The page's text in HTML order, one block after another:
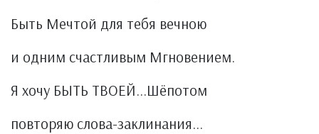
Быть Мечтой для тебя вечною
и одним счастливым Мгновением.
Я хочу БЫТЬ ТВОЕЙ...Шёпотом
повторяю слова-заклинания...